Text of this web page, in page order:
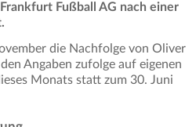
Fußball AG nach einer
die Nachfolge von Oliver
Angaben zufolge auf eigenen
Monats statt zum 30. Juni